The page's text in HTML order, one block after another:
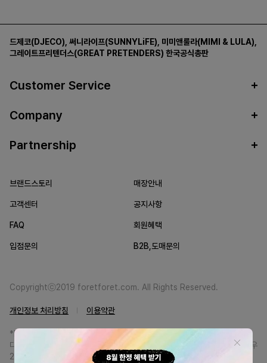
드제코(DJECO) 써니라이프(SUNNYLiFE) 미미앤룰라(MIMI & LULA)
그레이트프리텐더스(GREAT PRETENDERS) 한국공식총판
Customer Service
Company
Partnership
브랜드스토리 매장안내
고객센터 공지사항
FAQ 회원혜택
입점문의 B2B,도매문의
Copyrightⓒ2019 foretforet.com. All Rights Reserved.
개인정보 처리방침 이용약관
*FORETFORET에서는 브랜드 본사와의 직거래를 통한 정품만을 취급합니
다. 일부 병행상품의 경우 정품인증서를 발급받고 있습니다. 정품이 아닐 경우
200% 환불해드립니다.